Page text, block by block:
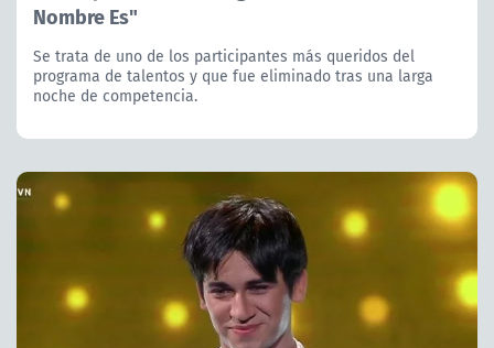
Nombre Es"
Se trata de uno de los participantes más queridos del
programa de talentos y que fue eliminado tras una larga
noche de competencia.